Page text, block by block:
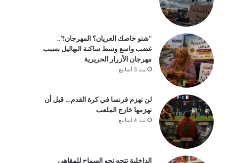
“شنو خاصك العريان؟ المهرجان!”..
غضب واسع وسط ساكنة البهاليل بسبب
مهرجان الأزرار الحريرية
منذ 3 أسابيع
لن نهزم فرنسا في كرة القدم… قبل أن
نهزمها خارج الملعب
منذ 4 أسابيع
الداخلية تتجه نحو السماح للمقاهي